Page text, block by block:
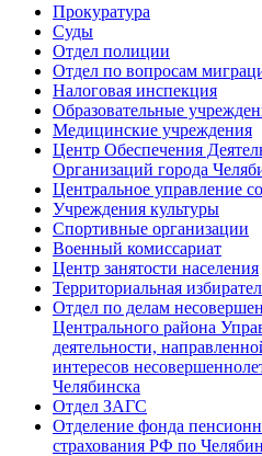
Прокуратура
Суды
Отдел полиции
Отдел по вопросам
Налоговая инспекция
Образовательные
Медицинские учреждения
Центр Обеспечения
Организаций города
Центральное управление
Учреждения культуры
Спортивные организации
Военный комиссариат
Центр занятости населения
Территориальная
Отдел по делам
Центрального района
деятельности,
интересов
Челябинска
Отдел ЗАГС
Отделение фонда
страхования РФ по